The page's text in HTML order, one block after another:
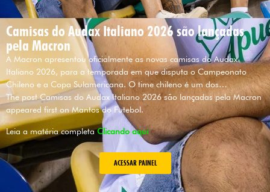
Camisas do Audax Italiano 2026 são lançadas
pela Macron
A Macron apresentou oficialmente as novas camisas do Audax
Italiano 2026, para a temporada em que disputa o Campeonato
Chileno e a Copa Sulamericana. O time chileno é um dos…
The post Camisas do Audax Italiano 2026 são lançadas pela Macron
appeared first on Mantos do Futebol.
Leia a matéria completaClicando aqui
ACESSAR PAINEL